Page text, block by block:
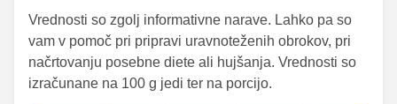
Vrednosti so zgolj informativne narave. Lahko pa so
vam v pomoč pri pripravi uravnoteženih obrokov, pri
načrtovanju posebne diete ali hujšanja. Vrednosti so
izračunane na 100 g jedi ter na porcijo.